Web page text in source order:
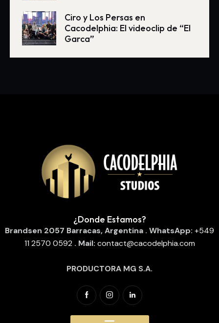
Ciro y Los Persas en
Cacodelphia: El videoclip de “El
Garca”
¿Donde Estamos?
Brandsen 2057 Barracas, Argentina . WhatsApp: +549
11 2570 0592‬ . Mail: contact@cacodelphia.com
PRODUCTORA MG S.A.